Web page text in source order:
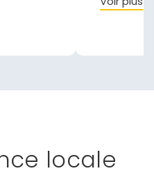
des
naturel.
locale
par mail